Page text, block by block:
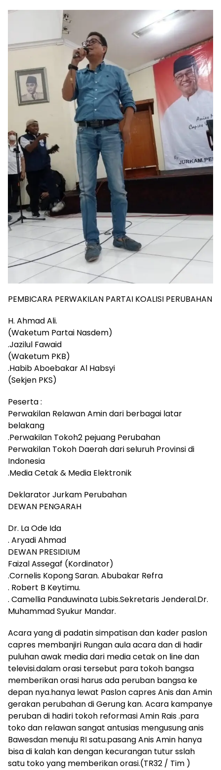
PEMBICARA PERWAKILAN PARTAI KOALISI PERUBAHAN
H. Ahmad Ali.
(Waketum Partai Nasdem)
.Jazilul Fawaid
(Waketum PKB)
.Habib Aboebakar Al Habsyi
(Sekjen PKS)
Peserta :
Perwakilan Relawan Amin dari berbagai latar
belakang
.Perwakilan Tokoh2 pejuang Perubahan
Perwakilan Tokoh Daerah dari seluruh Provinsi di
Indonesia
.Media Cetak & Media Elektronik
Deklarator Jurkam Perubahan
DEWAN PENGARAH
Dr. La Ode Ida
. Aryadi Ahmad
DEWAN PRESIDIUM
Faizal Assegaf (Kordinator)
.Cornelis Kopong Saran. Abubakar Refra
. Robert B Keytimu.
. Camellia Panduwinata Lubis.Sekretaris Jenderal.Dr.
Muhammad Syukur Mandar.
Acara yang di padatin simpatisan dan kader paslon
capres membanjiri Rungan aula acara dan di hadir
puluhan awak media dari media cetak on line dan
televisi.dalam orasi tersebut para tokoh bangsa
memberikan orasi harus ada peruban bangsa ke
depan nya.hanya lewat Paslon capres Anis dan Amin
gerakan perubahan di Gerung kan. Acara kampanye
peruban di hadiri tokoh reformasi Amin Rais .para
toko dan relawan sangat antusias mengusung anis
Bawesdan menuju RI satu.pasang Anis Amin hanya
bisa di kalah kan dengan kecurangan tutur sslah
satu toko yang memberikan orasi.(TR32 / Tim )